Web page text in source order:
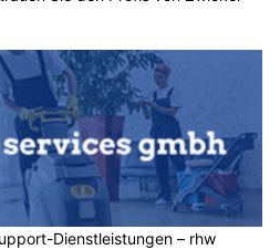
Dienstleistungen – rhw